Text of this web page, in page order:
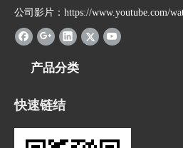
公司影片：https://www.youtube.com/
产品分类
快速链结